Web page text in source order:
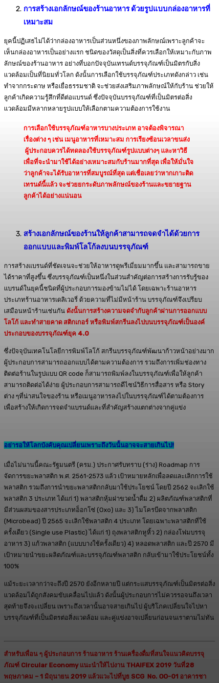
การสร้างเอกลักษณ์ของร้านอาหาร ด้วยรูปแบบกล่องอาหารที่
เหมาะสม
ยุคนี้ปฏิเสธไม่ได้ว่ากล่องอาหารเป็นส่วนหนึ่งของภาพลักษณ์เพราะลูกค้าจะ
เห็นกล่องอาหารเป็นอย่างแรก ชนิดของวัสดุเป็นสิ่งที่ควรเลือกให้เหมาะกับภาพ
ลักษณ์ของร้านอาหาร อย่างที่บอกปัจจุบันเทรนด์บรรจุภัณฑ์เป็นมิตรกับสิ่ง
แวดล้อมเป็นที่นิยมทั่วโลก ดังนั้นการเลือกใช้บรรจุภัณฑ์ประเภทดังกล่าว เช่น
ทำจากกระดาษ หรือเยื่อธรรมชาติ จะช่วยส่งเสริมภาพลักษณ์ให้กับร้าน ช่วยให้
ลูกค้าเกิดความรู้สึกที่ดีต่อแบรนด์ ซึ่งปัจจุบันบรรจุภัณฑ์ที่เป็นมิตรต่อสิ่ง
แวดล้อมมีหลากหลายรูปแบบให้เลือกตามความต้องการใช้งาน
การเลือกใช้บรรจุภัณฑ์อาหารบางประเภท อาจต้องพิจารณา
เรื่องต่าง ๆ เช่น เมนูอาหารที่เหมาะสม การเรียงซ้อนเวลาขนส่ง
ผู้ประกอบควรได้ทดลองใช้บรรจุภัณฑ์รูปแบบต่างๆ และหาวิธี
เพื่อที่จะนำมาใช้ได้อย่างเหมาะสมกับร้านมากที่สุด เพื่อให้มั่นใจ
ว่าลูกค้าจะได้รับอาหารที่สมบูรณ์ที่สุด แต่เชื่อเลยว่าหากเกาะติด
เทรนด์นี้แล้ว จะช่วยยกระดับภาพลักษณ์ของร้านและขยายฐาน
ลูกค้าได้อย่างแน่นอน
สร้างเอกลักษณ์ของร้านให้ลูกค้าสามารถจดจำได้ด้วยการ
ออกแบบและพิมพ์โลโก้ลงบนบรรจุภัณฑ์
การสร้างแบรนด์ที่ชัดเจนจะช่วยให้อาหารดูพรีเมี่ยมมากขึ้น และสามารถขาย
ได้ราคาที่สูงขึ้น ซึ่งบรรจุภัณฑ์เป็นหนึ่งในส่วนสำคัญต่อการสร้างการรับรู้ของ
แบรนด์ในยุคนี้ชนิดที่ผู้ประกอบการมองข้ามไม่ได้ โดยเฉพาะร้านอาหาร
ประเภทร้านอาหารเดลิเวอรี่ ด้วยความที่ไม่มีหน้าร้าน บรรจุภัณฑ์จึงเปรียบ
เสมือนหน้าร้านเช่นกัน ดังนั้นการสร้างความจดจำกับลูกค้าผ่านการออกแบบ
โลโก้ และทำสายคาด สติกเกอร์ หรือพิมพ์สกรีนลงไปบนบรรจุภัณฑ์เป็นองค์
ประกอบของบรรจุภัณฑ์ยุค 4.0
ซึ่งปัจจุบันเทคโนโลยีการพิมพ์โลโก้ สกรีนบรรจุภัณฑ์พัฒนาก้าวหน้าอย่างมาก
ผู้ประกอบการสามารถออกแบบได้ตามความต้องการ รวมถึงการเพิ่มช่องทาง
ติดต่อร้านในรูปแบบ QR code ก็สามารถพิมพ์ลงในบรรจุภัณฑ์เพื่อให้ลูกค้า
สามารถติดต่อได้ง่าย ผู้ประกอบการสามารถดีไซน์วิธีการสื่อสาร หรือ Story
ต่าง ๆที่น่าสนใจของร้าน หรือเมนูอาหารลงไปในบรรจุภัณฑ์ได้ตามต้องการ
เพื่อสร้างให้เกิดการจดจำแบรนด์และที่สำคัญสร้างแตกต่างจากคู่แข่ง
อย่ารอให้โลกบังคับคุณเปลี่ยนเพราะถึงวันนั้นอาจจะสายเกินไป!
เมื่อไม่นานนี้คณะรัฐมนตรี (ครม.) ประกาศรับทราบ (ร่าง) Roadmap การ
จัดการขยะพลาสติก พ.ศ. 2561-2573 แล้ว เป้าหมายหลักเพื่อลดและเลิกการใช้
พลาสติก รวมถึงการนำขยะพลาสติกกลับมาใช้ประโยชน์ โดยปี 2562 จะเลิกใช้
พลาสติก 3 ประเภท ได้แก่ 1) พลาสติกหุ้มฝาขวดน้ำดื่ม 2) ผลิตภัณฑ์พลาสติกที่
มีส่วนผสมของสารประเภทอ็อกโซ่ (Oxo) และ 3) ไมโครบีดจากพลาสติก
(Microbead) ปี 2565 จะเลิกใช้พลาสติก 4 ประเภท โดยเฉพาะพลาสติกที่ใช้
ครั้งเดียว (Single use Plastic) ได้แก่ 1) ถุงพลาสติกหูหิ้ว 2) กล่องโฟมบรรจุ
อาหาร 3) แก้วพลาสติก (แบบบางใช้ครั้งเดียว) 4) หลอดพลาสติก และปี 2570 มี
เป้าหมายนำขยะผลิตภัณฑ์และบรรจุภัณฑ์พลาสติก กลับเข้ามาใช้ประโยชน์ทั้ง
100%
แม้ระยะเวลากว่าจะถึงปี 2570 ยังอีกหลายปี แต่กระแสบรรจุภัณฑ์เป็นมิตรต่อสิ่ง
แวดล้อมได้ถูกสังคมขับเคลื่อนไปแล้ว ดังนั้นผู้ประกอบการไม่ควรรอจนถึงเวลา
สุดท้ายจึงจะเปลี่ยน เพราะถึงเวลานั้นอาจสายเกินไป ผู้บริโภคเปลี่ยนใจไปหา
บรรจุภัณฑ์ที่เป็นมิตรต่อสิ่งแวดล้อม และคู่แข่งอาจเปลี่ยนก่อนจนเราตามไม่ทัน
สำหรับเพื่อน ๆ ผู้ประกอบการ ร้านอาหาร ร้านเครื่องดื่มที่สนใจแนวคิดบรรจุ
ภัณฑ์ Circular Economy แนะนำให้ไปงาน THAIFEX 2019 วันที่28
พฤษภาคม – 1 มิถุนายน 2019 แล้วแวะไปที่บูธ SCG No. OO-01 อาคารชา